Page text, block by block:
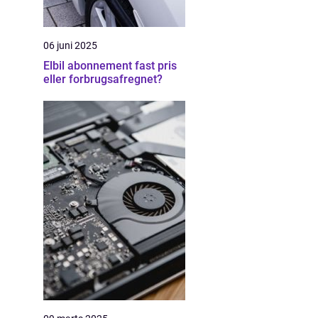
06 juni 2025
Elbil abonnement fast pris
eller forbrugsafregnet?